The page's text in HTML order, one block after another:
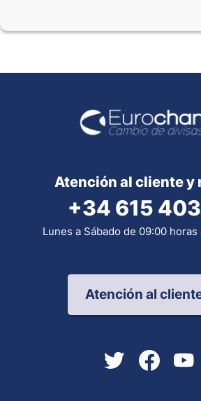
Atención al cliente y
+34 615
Lunes a Sábado de 09:00 horas
Atención al